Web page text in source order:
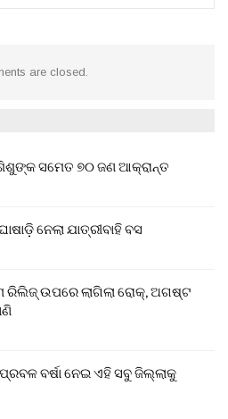
are closed.
ସମେତ ୭୦ ଜଣ ଆକ୍ରାନ୍ତ
ନେଲା ଯାତ୍ରୀବାହି ବସ
ଉପରେ ଲାଗିଲା ରୋକ୍, ଅଗଷ୍ଟ
ବର୍ଷା ନେଇ ଏହି ସବୁ ଜିଲ୍ଲାକୁ